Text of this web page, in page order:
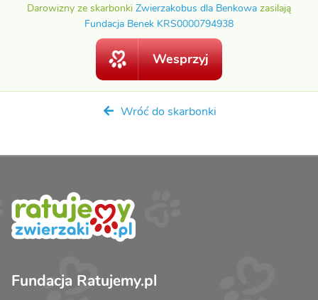
Darowizny ze skarbonki Zwierzakobus dla Benkowa zasilają
Fundacja Benek KRS0000794938
Wesprzyj
Wróć do skarbonki
Fundacja Ratujemy.pl